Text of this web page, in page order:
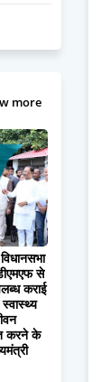
more
से
कराई
करने के